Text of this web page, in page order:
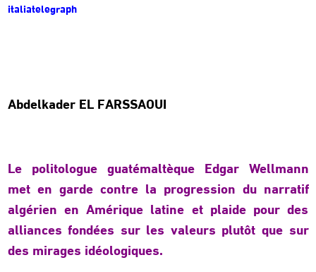
italiatelegraph
Abdelkader EL FARSSAOUI
Le politologue guatémaltèque Edgar Wellmann
met en garde contre la progression du narratif
algérien en Amérique latine et plaide pour des
alliances fondées sur les valeurs plutôt que sur
des mirages idéologiques.